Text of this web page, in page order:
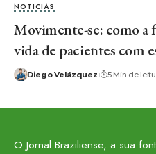
NOTICIAS
Movimente-se: como a
vida de pacientes com
Diego Velázquez 5 Min de
O Jornal Braziliense, a sua